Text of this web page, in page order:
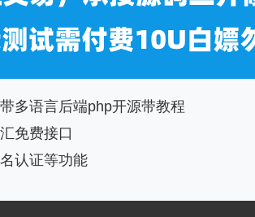
多语言后端php开源带教程
免费接口
认证等功能